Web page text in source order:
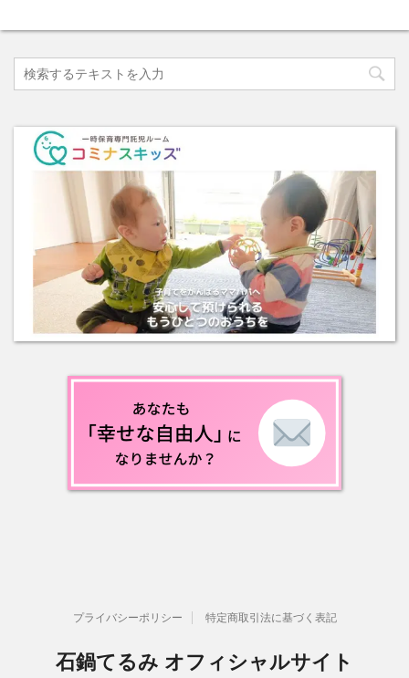
プライバシーポリシー 特定商取引法に基づく表記
石鍋てるみ オフィシャルサイト